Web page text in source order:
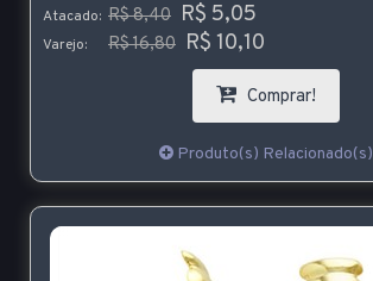
Atacado: R$ 8,40 R$ 5,05
Varejo: R$ 16,80 R$ 10,10
Comprar!
Produto(s) Relacionado(s)